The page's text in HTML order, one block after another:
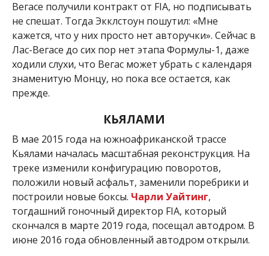
Вегасе получили контракт от FIA, но подписывать
не спешат. Тогда Экклстоун пошутил: «Мне
кажется, что у них просто нет авторучки». Сейчас в
Лас-Вегасе до сих пор нет этапа Формулы-1, даже
ходили слухи, что Вегас может убрать с календаря
знаменитую Монцу, но пока все остается, как
прежде.
КЬЯЛАМИ
В мае 2015 года на южноафриканской трассе
Кьялами началась масштабная реконструкция. На
треке изменили конфигурацию поворотов,
положили новый асфальт, заменили поребрики и
построили новые боксы. Чарли Уайтинг,
тогдашний гоночный директор FIA, который
скончался в марте 2019 года, посещал автодром. В
июне 2016 года обновленный автодром открыли.